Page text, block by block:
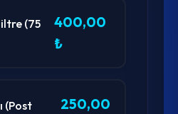
(75
400,00
₺
(Post
250,00